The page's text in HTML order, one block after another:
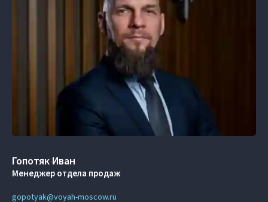
Гопотяк Иван
Менеджер отдела продаж
gopotyak@voyah-moscow.ru